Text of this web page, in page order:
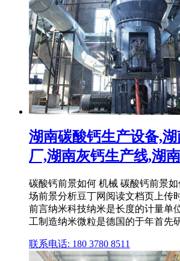
湖南碳酸钙生产设备,
厂,湖南灰钙生产线,湖
碳酸钙前景如何 机械 碳酸钙前景
场前景分析豆丁网阅读文档页上传
前言纳米科技纳米是长度的计量单
工制造纳米微粒是德国的于年首先
联系电话: 180 3780 8511